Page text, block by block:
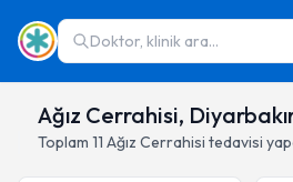
Doktor, klinik ara...
Ağız Cerrahisi,
Toplam 11 Ağız Cerrahisi tedavisi